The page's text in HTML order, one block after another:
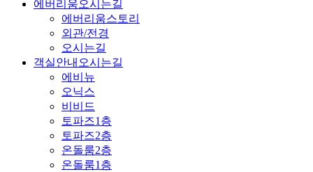
에버리움오시는길
에버리움스토리
외관/전경
오시는길
객실안내 오시는길
에비뉴
오닉스
비비드
토파즈1층
토파즈2층
온돌룸2층
온돌룸1층